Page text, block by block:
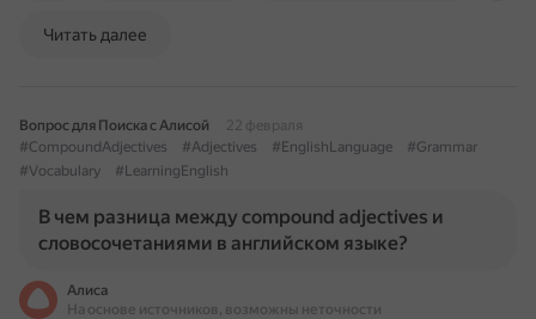
Читать далее
Вопрос для Поиска с Алисой
22 февраля
#CompoundAdjectives
#Adjectives #EnglishLanguage
#Grammar
#Vocabulary
#LearningEnglish
В чем разница между compound adjectives и
словосочетаниями в английском языке?
Алиса
На основе источников, возможны неточности